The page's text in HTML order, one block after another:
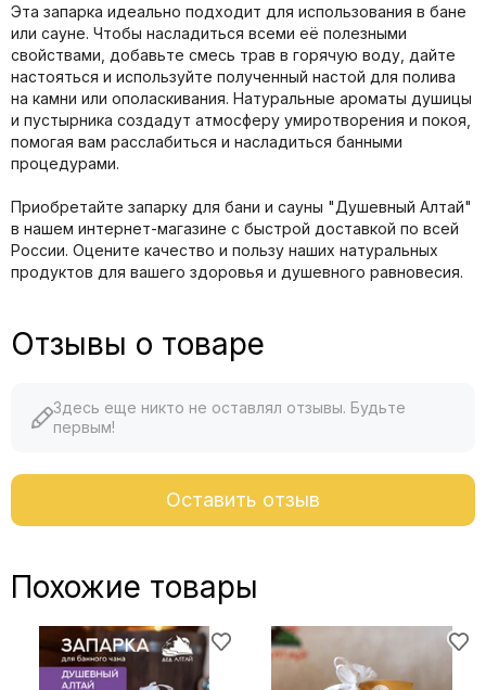
Эта запарка идеально подходит для использования в бане
или сауне. Чтобы насладиться всеми её полезными
свойствами, добавьте смесь трав в горячую воду, дайте
настояться и используйте полученный настой для полива
на камни или ополаскивания. Натуральные ароматы душицы
и пустырника создадут атмосферу умиротворения и покоя,
помогая вам расслабиться и насладиться банными
процедурами.
Приобретайте запарку для бани и сауны "Душевный Алтай"
в нашем интернет-магазине с быстрой доставкой по всей
России. Оцените качество и пользу наших натуральных
продуктов для вашего здоровья и душевного равновесия.
Отзывы о товаре
Здесь еще никто не оставлял отзывы. Будьте
первым!
Оставить отзыв
Похожие товары